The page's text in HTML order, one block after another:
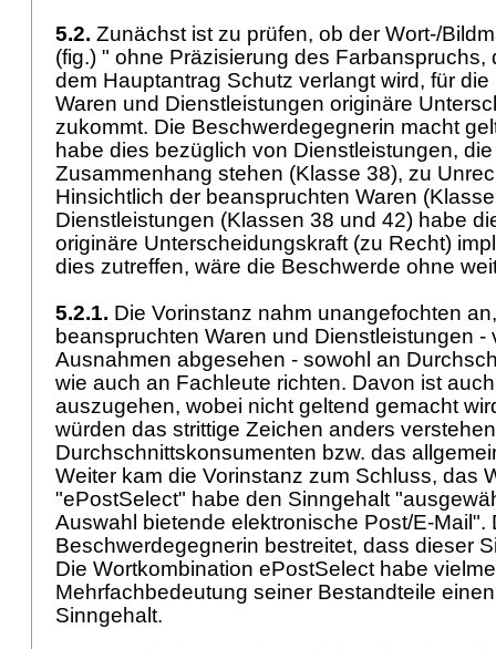
5.2. Zunächst ist zu prüfen, ob der Wort-/
(fig.) " ohne Präzisierung des Farbanspruchs,
dem Hauptantrag Schutz verlangt wird, für
Waren und Dienstleistungen originäre
zukommt. Die Beschwerdegegnerin macht
habe dies bezüglich von Dienstleistungen,
Zusammenhang stehen (Klasse 38), zu
Hinsichtlich der beanspruchten Waren
Dienstleistungen (Klassen 38 und 42) habe
originäre Unterscheidungskraft (zu Recht)
dies zutreffen, wäre die Beschwerde ohne
5.2.1. Die Vorinstanz nahm unangefochten
beanspruchten Waren und Dienstleistungen -
Ausnahmen abgesehen - sowohl an
wie auch an Fachleute richten. Davon ist
auszugehen, wobei nicht geltend gemacht
würden das strittige Zeichen anders
Durchschnittskonsumenten bzw. das
Weiter kam die Vorinstanz zum Schluss, das
"ePostSelect" habe den Sinngehalt
Auswahl bietende elektronische Post/E-Mail".
Beschwerdegegnerin bestreitet, dass dieser
Die Wortkombination ePostSelect habe
Mehrfachbedeutung seiner Bestandteile
Sinngehalt.